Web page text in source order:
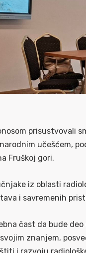
prisustvovali
učešćem,
Fruškoj gori.
iz oblasti
i savremenih
čast da bude
znanjem,